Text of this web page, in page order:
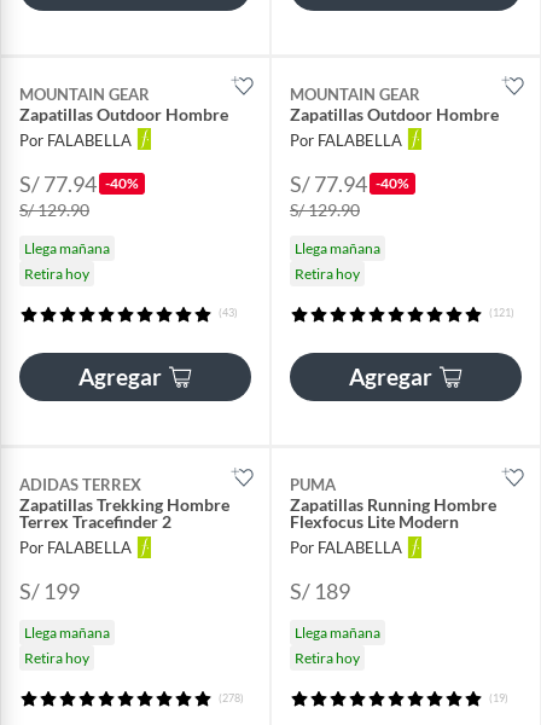
MOUNTAIN GEAR
Zapatillas Outdoor Hombre
Por FALABELLA
S/ 77.94 -40%
S/ 129.90
Llega mañana
Retira hoy
(43)
Agregar
MOUNTAIN GEAR
Zapatillas Outdoor Hombre
Por FALABELLA
S/ 77.94 -40%
S/ 129.90
Llega mañana
Retira hoy
(121)
Agregar
ADIDAS TERREX
Zapatillas Trekking Hombre
Terrex Tracefinder 2
Por FALABELLA
S/ 199
Llega mañana
Retira hoy
(278)
PUMA
Zapatillas Running Hombre
Flexfocus Lite Modern
Por FALABELLA
S/ 189
Llega mañana
Retira hoy
(19)